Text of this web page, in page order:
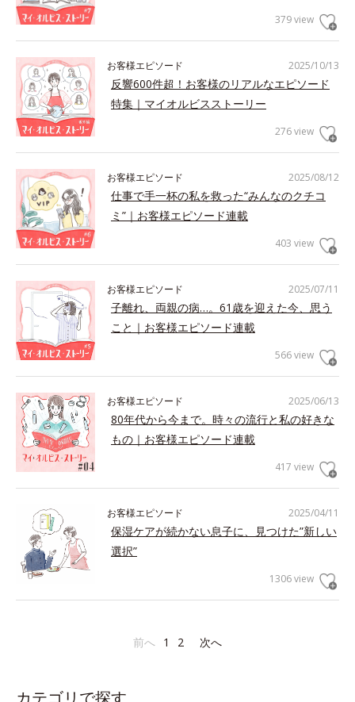
379 view
2025/10/13
お客様エピソード
反響600件超！お客様のリアルなエピソード
特集｜マイオルビスストーリー
276 view
2025/08/12
お客様エピソード
仕事で手一杯の私を救った“みんなのクチコ
ミ”｜お客様エピソード連載
403 view
2025/07/11
お客様エピソード
子離れ、両親の病…。61歳を迎えた今、思う
こと｜お客様エピソード連載
566 view
2025/06/13
お客様エピソード
80年代から今まで。時々の流行と私の好きな
もの｜お客様エピソード連載
417 view
2025/04/11
お客様エピソード
保湿ケアが続かない息子に、見つけた”新しい
選択”
1306 view
前へ 1 2 次へ
カテゴリで探す